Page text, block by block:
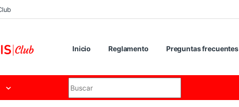
Inicio Reglamento Preguntas frecuentes